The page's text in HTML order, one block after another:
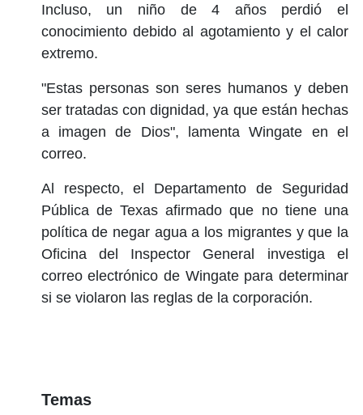
Incluso, un niño de 4 años perdió el
conocimiento debido al agotamiento y el calor
extremo.
"Estas personas son seres humanos y deben
ser tratadas con dignidad, ya que están hechas
a imagen de Dios", lamenta Wingate en el
correo.
Al respecto, el Departamento de Seguridad
Pública de Texas afirmado que no tiene una
política de negar agua a los migrantes y que la
Oficina del Inspector General investiga el
correo electrónico de Wingate para determinar
si se violaron las reglas de la corporación.
Temas